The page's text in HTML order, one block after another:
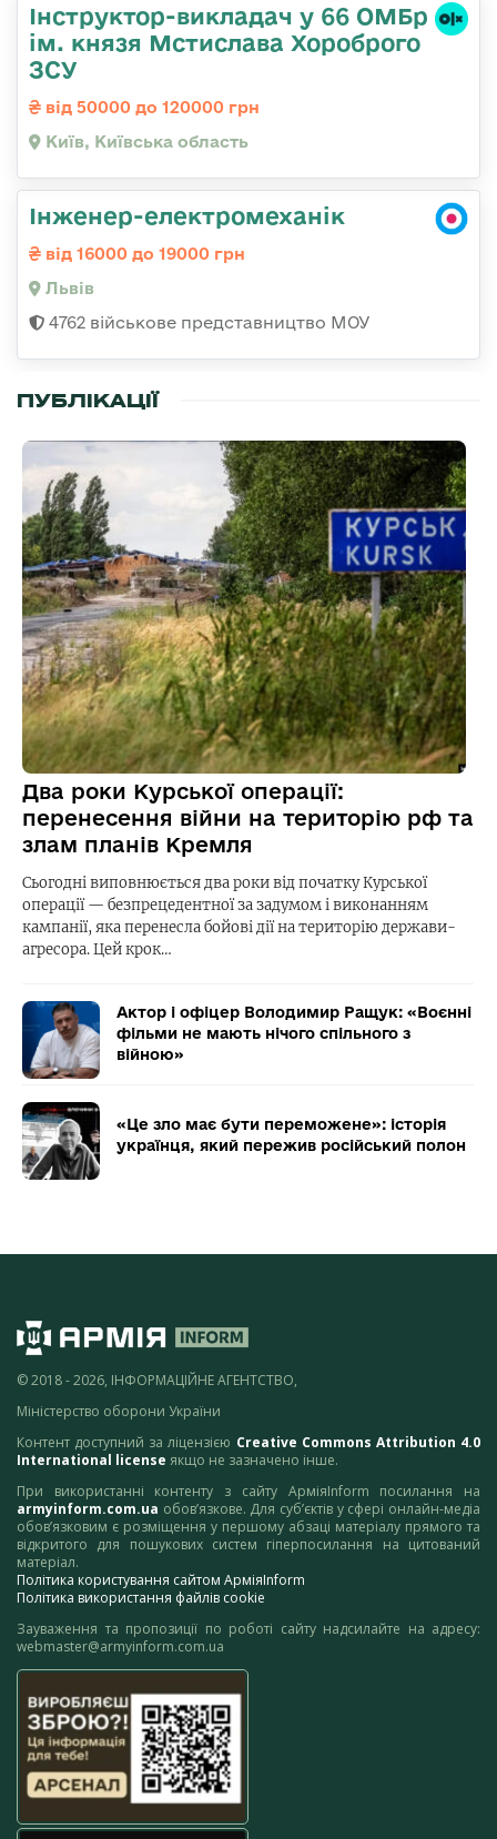
Інструктор-викладач у 66 ОМБр
ім. князя Мстислава Хороброго
ЗСУ
від 50000 до 120000 грн
Київ, Київська область
Інженер-електромеханік
від 16000 до 19000 грн
Львів
4762 військове представництво МОУ
ПУБЛІКАЦІЇ
Два роки Курської операції:
перенесення війни на територію рф та
злам планів Кремля
Сьогодні виповнюється два роки від початку Курської
операції — безпрецедентної за задумом і виконанням
кампанії, яка перенесла бойові дії на територію держави-
агресора. Цей крок…
Актор і офіцер Володимир Ращук: «Воєнні
фільми не мають нічого спільного з
війною»
«Це зло має бути переможене»: історія
українця, який пережив російський полон
© 2018 - 2026, ІНФОРМАЦІЙНЕ АГЕНТСТВО,
Міністерство оборони України
Контент доступний за ліцензією Creative Commons Attribution 4.0
International license якщо не зазначено інше.
При використанні контенту з сайту АрміяInform посилання на
armyinform.com.ua обов’язкове. Для суб’єктів у сфері онлайн-медіа
обов’язковим є розміщення у першому абзаці матеріалу прямого та
відкритого для пошукових систем гіперпосилання на цитований
матеріал.
Політика користування сайтом АрміяInform
Політика використання файлів cookie
Зауваження та пропозиції по роботі сайту надсилайте на адресу:
webmaster@armyinform.com.ua